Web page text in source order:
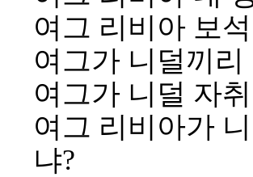
여그 리비아 보
여그가 니덜끼
여그가 니덜 자
여그 리비아가
냐?